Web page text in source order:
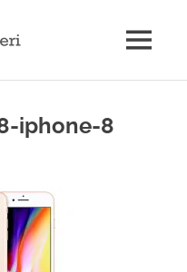
M.Rıdvan
ÖZDEMİR
|
İletişim
MENU
iphone-8